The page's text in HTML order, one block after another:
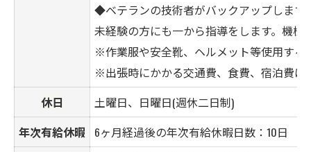
◆ベテランの技術者がバックアップします
未経験の方にも一から指導をします。機
※作業服や安全靴、ヘルメット等使用する
※出張時にかかる交通費、食費、宿泊費は
休日
土曜日、日曜日(週休二日制)
年次有給休暇
6ヶ月経過後の年次有給休暇日数：10日